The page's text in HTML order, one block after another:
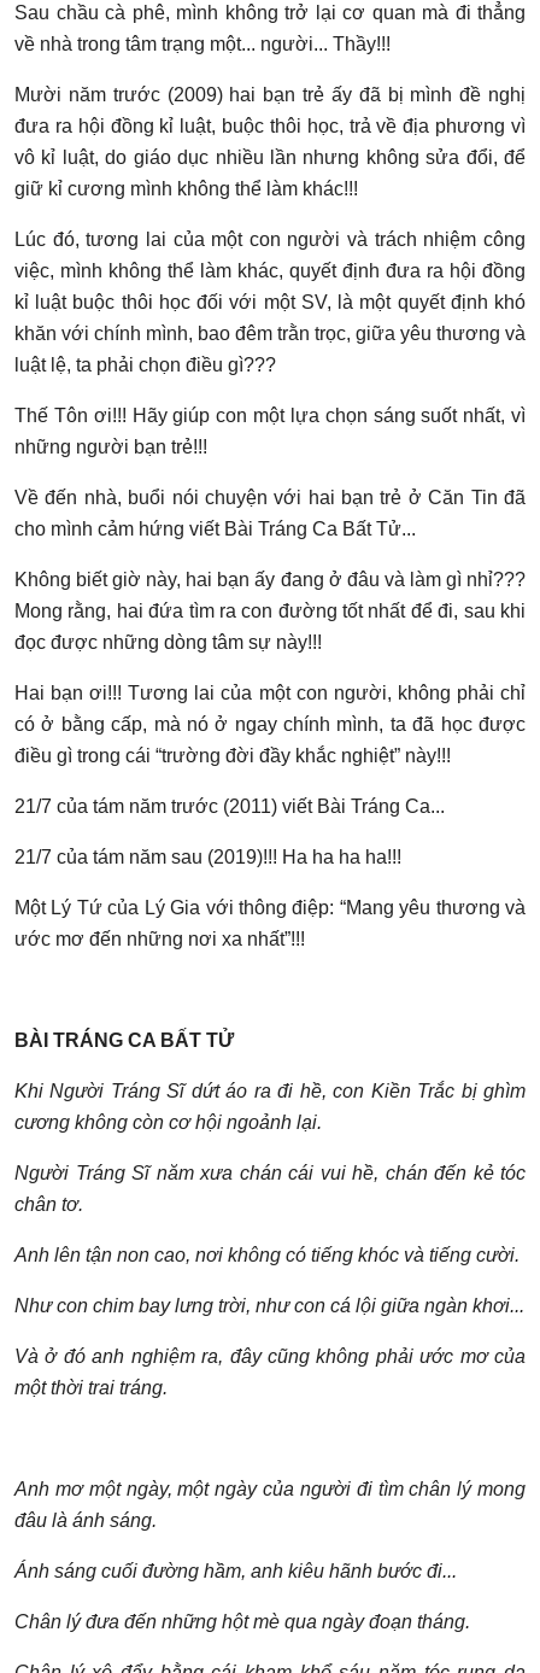
Sau chầu cà phê, mình không trở lại cơ quan mà đi thẳng
về nhà trong tâm trạng một... người... Thầy!!!
Mười năm trước (2009) hai bạn trẻ ấy đã bị mình đề nghị
đưa ra hội đồng kỉ luật, buộc thôi học, trả về địa phương vì
vô kỉ luật, do giáo dục nhiều lần nhưng không sửa đổi, để
giữ kỉ cương mình không thể làm khác!!!
Lúc đó, tương lai của một con người và trách nhiệm công
việc, mình không thể làm khác, quyết định đưa ra hội đồng
kỉ luật buộc thôi học đối với một SV, là một quyết định khó
khăn với chính mình, bao đêm trằn trọc, giữa yêu thương và
luật lệ, ta phải chọn điều gì???
Thế Tôn ơi!!! Hãy giúp con một lựa chọn sáng suốt nhất, vì
những người bạn trẻ!!!
Về đến nhà, buổi nói chuyện với hai bạn trẻ ở Căn Tin đã
cho mình cảm hứng viết Bài Tráng Ca Bất Tử...
Không biết giờ này, hai bạn ấy đang ở đâu và làm gì nhỉ???
Mong rằng, hai đứa tìm ra con đường tốt nhất để đi, sau khi
đọc được những dòng tâm sự này!!!
Hai bạn ơi!!! Tương lai của một con người, không phải chỉ
có ở bằng cấp, mà nó ở ngay chính mình, ta đã học được
điều gì trong cái “trường đời đầy khắc nghiệt” này!!!
21/7 của tám năm trước (2011) viết Bài Tráng Ca...
21/7 của tám năm sau (2019)!!! Ha ha ha ha!!!
Một Lý Tứ của Lý Gia với thông điệp: “Mang yêu thương và
ước mơ đến những nơi xa nhất”!!!
BÀI TRÁNG CA BẤT TỬ
Khi Người Tráng Sĩ dứt áo rađi hề, con Kiền Trắc bị ghìm
cương không còn cơ hội ngoảnh lại.
Người Tráng Sĩ năm xưa chán cái vui hề, chán đến kẻ tóc
chân tơ.
Anh lên tận non cao, nơi không có tiếng khóc và tiếng cười.
Như con chim bay lưng trời, như con cá lội giữa ngàn khơi...
Và ở đó anh nghiệm ra, đây cũng không phải ước mơ của
một thời trai tráng.
Anh mơ một ngày, một ngày của người đi tìm chân lý mong
đâu là ánh sáng.
Ánh sáng cuối đường hầm, anh kiêu hãnh bước đi...
Chân lýđưa đến những hột mè qua ngàyđoạn tháng.